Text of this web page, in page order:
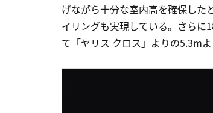
げながら十分な室内高を確保した
イリングも実現している。さらに
て「ヤリス クロス」よりの5.3m